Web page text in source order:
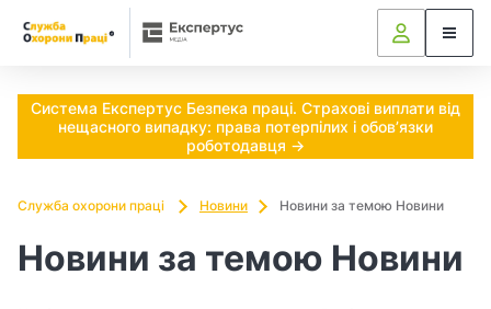
Система Експертус Безпека праці. Страхові виплати від
нещасного випадку: права потерпілих і обов’язки
роботодавця →
Служба охорони праці Новини Новини за темою Новини
Новини за темою Новини
Ч
о
т
р